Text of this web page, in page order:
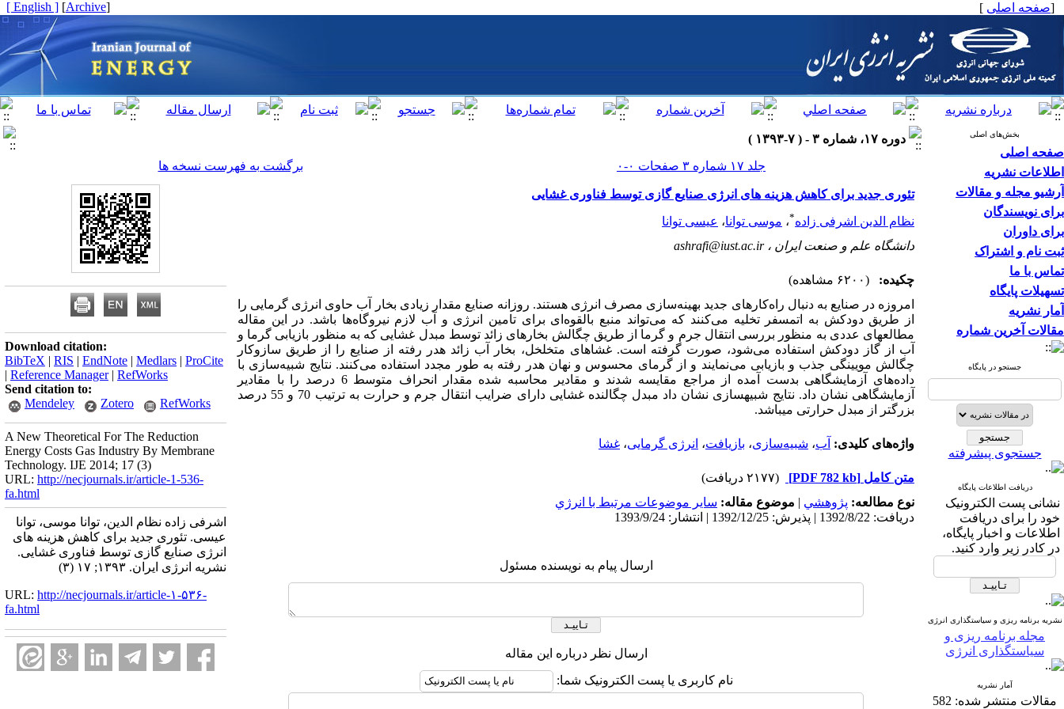
[صفحه اصلی ]
[
Archive
]
[ English ]
بخش‌های اصلی
صفحه اصلی
اطلاعات نشریه
آرشیو مجله و مقالات
برای نویسندگان
برای داوران
ثبت نام و اشتراک
تماس با ما
تسهیلات پایگاه
آمار نشریه
مقالات آخرین شماره
جستجو در پایگاه
جستجوی پیشرفته
دریافت اطلاعات پایگاه
نشانی پست الکترونیک
خود را برای دریافت
اطلاعات و اخبار پایگاه،
در کادر زیر وارد کنید.
نشریه برنامه ریزی و سیاستگذاری انرژی
مجله برنامه ریزی و
سیاستگذاری انرژی
آمار نشریه
مقالات منتشر شده: 582
دوره ۱۷، شماره ۳ - ( ۷-۱۳۹۳ )
جلد ۱۷ شماره ۳ صفحات ۰-۰
برگشت به فهرست نسخه ها
تئوری جدید برای کاهش هزینه های انرژی صنایع گازی توسط فناوری غشایی
نظام الدین اشرفی زاده*، موسی توانا، عیسی توانا
دانشگاه علم و صنعت ایران ،ashrafi@iust.ac.ir
چکیده:
(۶۲۰۰ مشاهده)
امروزه در صنایع به دنبال راه‌کارهای جدید بهینه‌سازی مصرف انرژی هستند. روزانه صنایع مقدار زیادی بخار آب حاوی انرژی گرمایی را
از طریق دودکش به اتمسفر تخلیه می‌کنند که می‌تواند منبع بالقوه‌ای برای تامین انرژی و آب لازم نیروگاه‌ها باشد. در این مقاله
مطالعه⁭ای عددی به منظور بررسی انتقال جرم و گرما از طریق چگالش بخارهای زائد توسط مبدل غشایی که به منظور بازیابی گرما و
آب از گاز دودکش استفاده می‌شود، صورت گرفته است. غشاهای متخلخل، بخار آب زائد هدر رفته از صنایع را از طریق سازوکار
چگالش مویینگی جذب و بازیابی می‌نمایند و از گرمای محسوس و نهان هدر رفته به طور مجدد استفاده می‌کنند. نتایج شبیه‌سازی با
داده‌های آزمایشگاهی بدست آمده از مراجع مقایسه شدند و مقادیر محاسبه شده مقدار انحراف متوسط 6 درصد را با مقادیر
آزمایشگاهی نشان داد. نتایج شبیه⁯سازی نشان داد مبدل چگالنده‌ غشایی دارای ضرایب انتقال جرم و حرارت به ترتیب 70 و 55 درصد
بزرگتر از مبدل حرارتی می⁯باشد.
واژه‌های کلیدی: آب، شبیه‌سازی، بازیافت، انرژی گرمایی، غشا
متن کامل [PDF 782 kb]
(۲۱۷۷ دریافت)
نوع مطالعه: پژوهشي | موضوع مقاله: ساير موضوعات مرتبط با انرژي
دریافت: 1392/8/22 | پذیرش: 1392/12/25 | انتشار: 1393/9/24
ارسال پیام به نویسنده مسئول
ارسال نظر درباره این مقاله
نام کاربری یا پست الکترونیک شما:
Download citation:
BibTeX | RIS | EndNote | Medlars | ProCite
| Reference Manager| RefWorks
Send citation to:
Mendeley
Zotero RefWorks
A New Theoretical For The Reduction
Energy Costs Gas Industry By Membrane
Technology. IJE 2014; 17 (3)
URL: http://necjournals.ir/article-1-536-
fa.html
اشرفی زاده نظام الدین، توانا موسی، توانا
عیسی. تئوری جدید برای کاهش هزینه های
انرژی صنایع گازی توسط فناوری غشایی.
نشریه انرژی ایران. ۱۳۹۳; ۱۷ (۳)
URL: http://necjournals.ir/article-۱-۵۳۶-
fa.html